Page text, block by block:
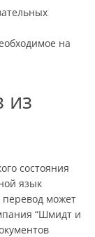
на
из
состояния
язык
может
“Шмидт и